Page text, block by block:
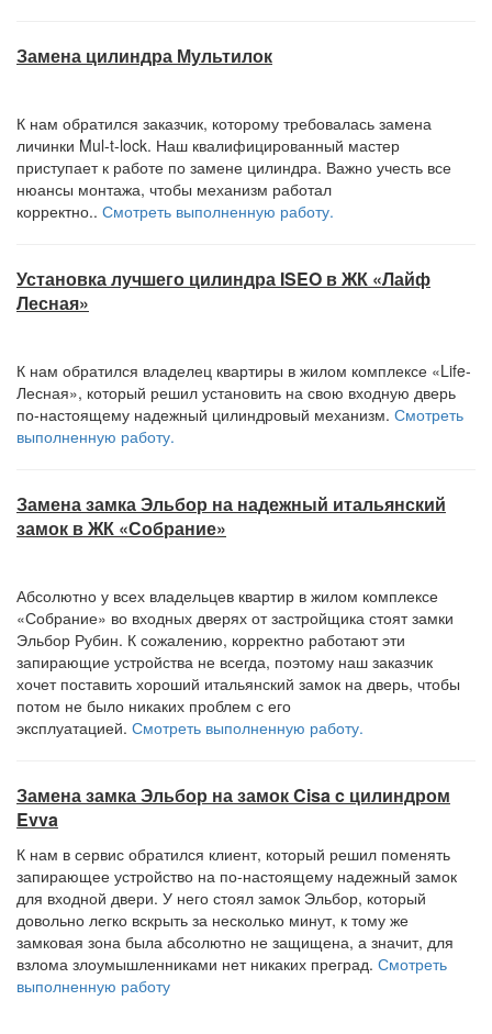
Замена цилиндра Мультилок
К нам обратился заказчик, которому требовалась замена
личинки Mul-t-lock. Наш квалифицированный мастер
приступает к работе по замене цилиндра. Важно учесть все
нюансы монтажа, чтобы механизм работал
корректно.. Смотреть выполненную работу.
Установка лучшего цилиндра ISEO в ЖК «Лайф
Лесная»
К нам обратился владелец квартиры в жилом комплексе «Life-
Лесная», который решил установить на свою входную дверь
по-настоящему надежный цилиндровый механизм. Смотреть
выполненную работу.
Замена замка Эльбор на надежный итальянский
замок в ЖК «Собрание»
Абсолютно у всех владельцев квартир в жилом комплексе
«Собрание» во входных дверях от застройщика стоят замки
Эльбор Рубин. К сожалению, корректно работают эти
запирающие устройства не всегда, поэтому наш заказчик
хочет поставить хороший итальянский замок на дверь, чтобы
потом не было никаких проблем с его
эксплуатацией. Смотреть выполненную работу.
Замена замка Эльбор на замок Cisa c цилиндром
Evva
К нам в сервис обратился клиент, который решил поменять
запирающее устройство на по-настоящему надежный замок
для входной двери. У него стоял замок Эльбор, который
довольно легко вскрыть за несколько минут, к тому же
замковая зона была абсолютно не защищена, а значит, для
взлома злоумышленниками нет никаких преград. Смотреть
выполненную работу